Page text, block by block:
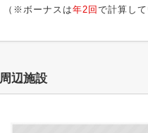
（※ボーナスは年2回 で計算して
周辺施設